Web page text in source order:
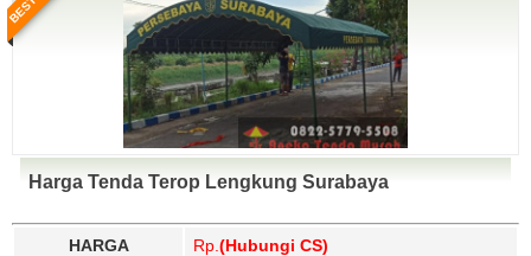
Harga Tenda Terop Lengkung Surabaya
HARGA Rp. (Hubungi CS)